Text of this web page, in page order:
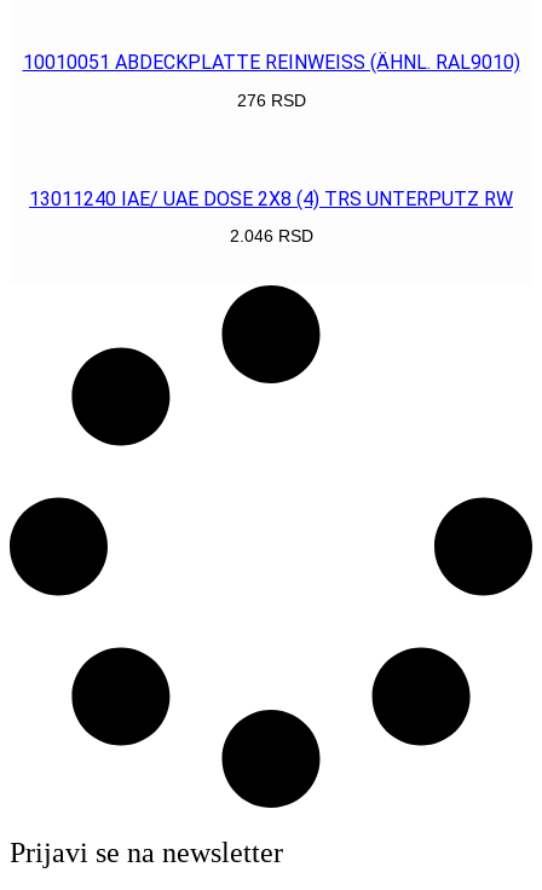
10010051 ABDECKPLATTE REINWEISS (ÄHNL. RAL9010)
276 RSD
13011240 IAE/ UAE DOSE 2X8 (4) TRS UNTERPUTZ RW
2.046 RSD
Prijavi se na newsletter